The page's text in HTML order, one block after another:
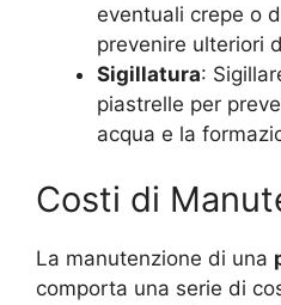
eventuali crepe o
prevenire ulteriori
Sigillatura:
piastrelle per
acqua e la
Costi di
La manutenzione di una
comporta una serie di